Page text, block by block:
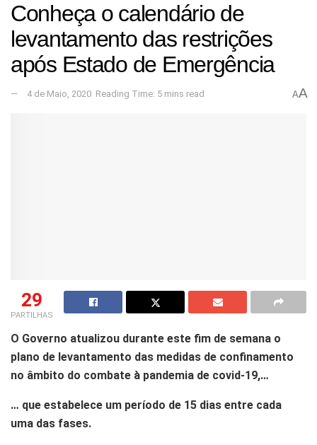
Conheça o calendário de
levantamento das restrições
após Estado de Emergência
4 de Maio, 2020 Reading Time: 5 mins read AA
29
PARTILHAS
O Governo atualizou durante este fim de semana o
plano de levantamento das medidas de confinamento
no âmbito do combate à pandemia de covid-19,…
… que estabelece um período de 15 dias entre cada
uma das fases.